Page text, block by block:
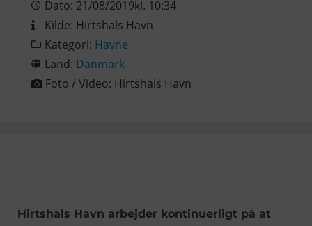
Dato: 21/08/2019kl. 10:34
Kilde: Hirtshals Havn
Kategori: Havne
Land: Danmark
Foto / Video: Hirtshals Havn
Hirtshals Havn arbejder kontinuerligt på at